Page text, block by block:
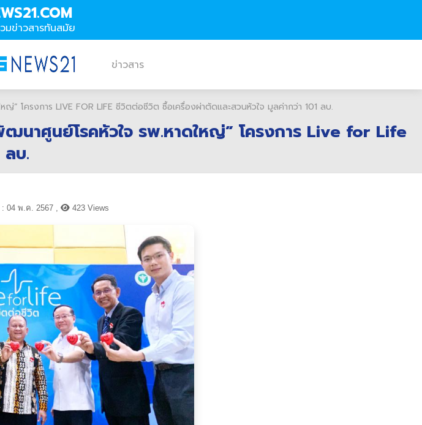
มข่าวสารทันสมัย
ข่าวสาร
โครงการ LIVE FOR LIFE ชีวิตต่อชีวิต ซื้อเครื่องผ่าตัดและสวนหัวใจ มูลค่ากว่า 101 ลบ.
าศูนย์โรคหัวใจ รพ.หาดใหญ่” โครงการ Live for Life
บ.
04 พ.ค. 2567 , 423 Views